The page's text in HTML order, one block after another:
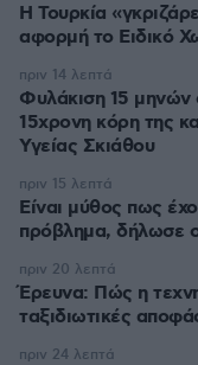
Η Τουρκία
αφορμή το Ειδικό
Φυλάκιση 15 μηνών
15χρονη κόρη της
Υγείας Σκιάθου
πριν 14 λεπτά
Είναι μύθος πως
πρόβλημα, δήλωσε
πριν 15 λεπτά
Έρευνα: Πώς η
ταξιδιωτικές
πριν 20 λεπτά
πριν 24 λεπτά